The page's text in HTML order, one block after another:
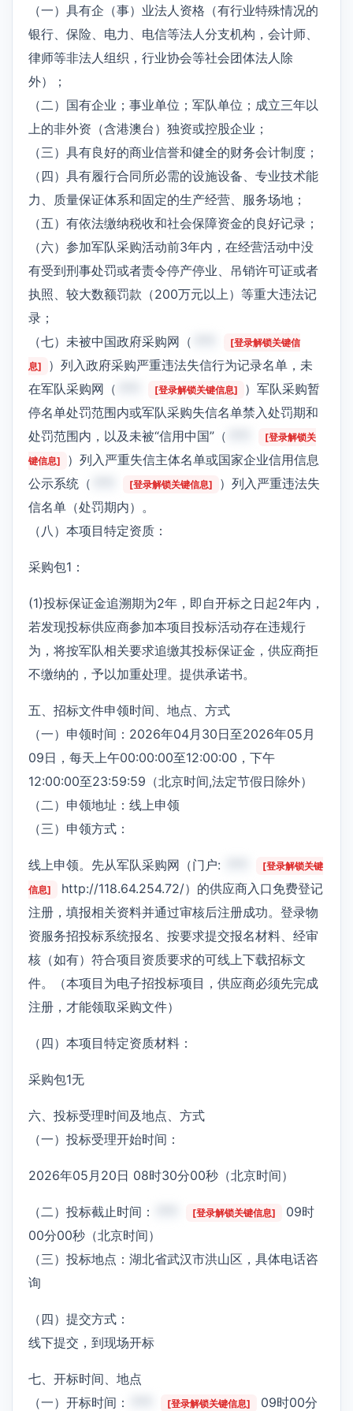
（一）具有企（事）业法人资格（有行业特殊情况的
银行、保险、电力、电信等法人分支机构，会计师、
律师等非法人组织，行业协会等社会团体法人除
外）；
（二）国有企业；事业单位；军队单位；成立三年以
上的非外资（含港澳台）独资或控股企业；
（三）具有良好的商业信誉和健全的财务会计制度；
（四）具有履行合同所必需的设施设备、专业技术能
力、质量保证体系和固定的生产经营、服务场地；
（五）有依法缴纳税收和社会保障资金的良好记录；
（六）参加军队采购活动前3年内，在经营活动中没
有受到刑事处罚或者责令停产停业、吊销许可证或者
执照、较大数额罚款（200万元以上）等重大违法记
录；
（七）未被中国政府采购网（
[登录解锁关键信
息]
）列入政府采购严重违法失信行为记录名单，未
在军队采购网（
[登录解锁关键信息]
）军队采购暂
停名单处罚范围内或军队采购失信名单禁入处罚期和
处罚范围内，以及未被“信用中国”（
[登录解锁关
键信息]
）列入严重失信主体名单或国家企业信用信息
公示系统（
[登录解锁关键信息]
）列入严重违法失
信名单（处罚期内）。
（八）本项目特定资质：
采购包1：
(1)投标保证金追溯期为2年，即自开标之日起2年内，
若发现投标供应商参加本项目投标活动存在违规行
为，将按军队相关要求追缴其投标保证金，供应商拒
不缴纳的，予以加重处理。提供承诺书。
五、招标文件申领时间、地点、方式
（一）申领时间：2026年04月30日至2026年05月
09日，每天上午00:00:00至12:00:00，下午
12:00:00至23:59:59（北京时间,法定节假日除外）
（二）申领地址：线上申领
（三）申领方式：
线上申领。先从军队采购网（门户:
[登录解锁关键
信息]
http://118.64.254.72/）的供应商入口免费登记
注册，填报相关资料并通过审核后注册成功。登录物
资服务招投标系统报名、按要求提交报名材料、经审
核（如有）符合项目资质要求的可线上下载招标文
件。（本项目为电子招投标项目，供应商必须先完成
注册，才能领取采购文件）
（四）本项目特定资质材料：
采购包1无
六、投标受理时间及地点、方式
（一）投标受理开始时间：
2026年05月20日 08时30分00秒（北京时间）
（二）投标截止时间： [登录解锁关键信息]
09时
00分00秒（北京时间）
（三）投标地点：湖北省武汉市洪山区，具体电话咨
询
（四）提交方式：
线下提交，到现场开标
七、开标时间、地点
（一）开标时间：
[登录解锁关键信息]
09时00分